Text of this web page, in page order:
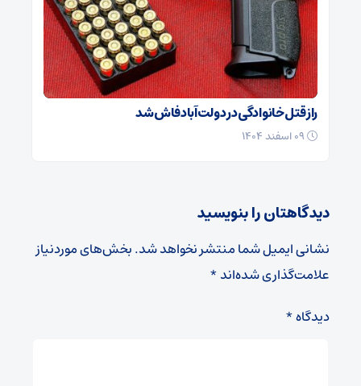
راز قتل خانوادگی در دولت‌آباد فاش شد
دیدگاهتان را بنویسید
نشانی ایمیل شما منتشر نخواهد شد.بخش‌های موردنیاز
علامت‌گذاری شده‌اند*
دیدگاه*